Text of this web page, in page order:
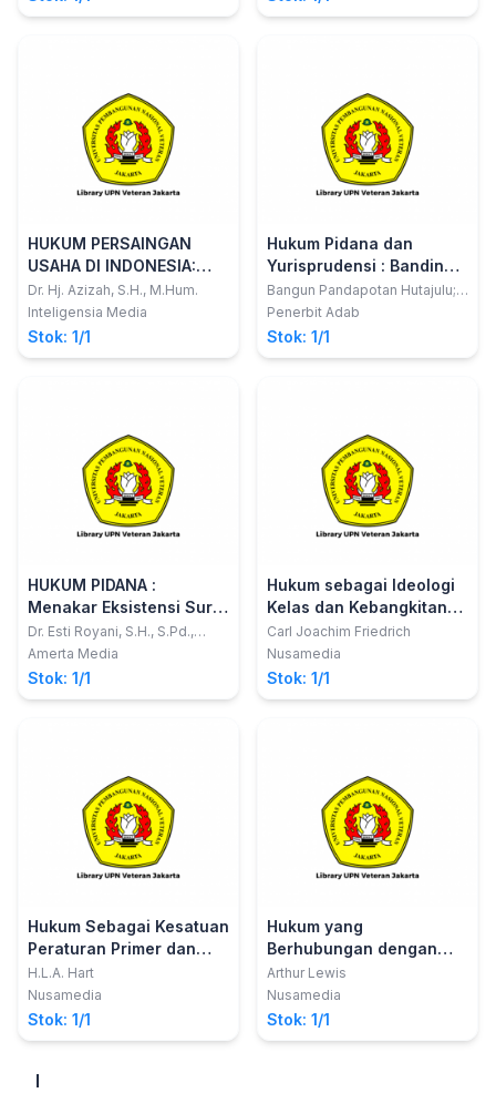
HUKUM PERSAINGAN
USAHA DI INDONESIA:
Dalam Pendekatan
Normatif dan Empiris
Dr. Hj. Azizah, S.H., M.Hum.
Inteligensia Media
Stok: 1/1
Hukum Pidana dan
Yurisprudensi : Banding
dan Kasasi atas Putusan
Bebas
Bangun Pandapotan Hutajulu;
Cynthia Christine Hutagalung
Penerbit Adab
Stok: 1/1
HUKUM PIDANA :
Menakar Eksistensi Surat
Perintah Penghentian
Penyidikan dalam
Diskursus Kepentingan
Korban
Dr. Esti Royani, S.H., S.Pd.,
M.Pd., M.H., C.PS., C.Me.,
Multi Wijaya , S.H., M.H.; Edy
Hariyanto, S.H., M.H.
Amerta Media
Stok: 1/1
Hukum sebagai Ideologi
Kelas dan Kebangkitan
Hukum Alam di Eropa dan
Amerika
Carl Joachim Friedrich
Nusamedia
Stok: 1/1
Hukum Sebagai Kesatuan
Peraturan Primer dan
Eraturan Sekunder
H.L.A. Hart
Nusamedia
Stok: 1/1
Hukum yang
Berhubungan dengan
Penjualan Barang dan
Pengalihan Hak Milik
atas Barang
Arthur Lewis
Nusamedia
Stok: 1/1
I